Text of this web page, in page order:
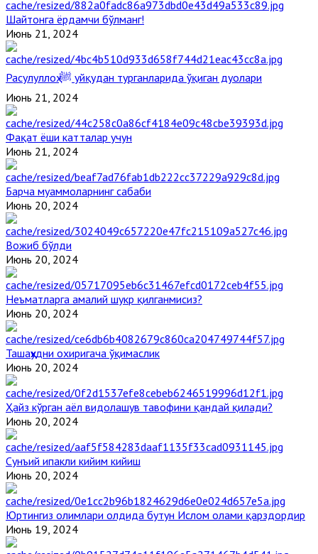
Шайтонга ёрдамчи бўлманг!
Июнь 21, 2024
Расулуллоҳ ﷺ уйқудан турганларида ўқиган дуолари
Июнь 21, 2024
Фақат ёши катталар учун
Июнь 21, 2024
Барча муаммоларнинг сабаби
Июнь 20, 2024
Вожиб бўлди
Июнь 20, 2024
Неъматларга амалий шукр қилганмисиз?
Июнь 20, 2024
Ташаҳҳудни охиригача ўқимаслик
Июнь 20, 2024
Ҳайз кўрган аёл видолашув тавофини қандай қилади?
Июнь 20, 2024
Сунъий ипакли кийим кийиш
Июнь 20, 2024
Юртингиз олимлари олдида бутун Ислом олами қарздордир
Июнь 19, 2024